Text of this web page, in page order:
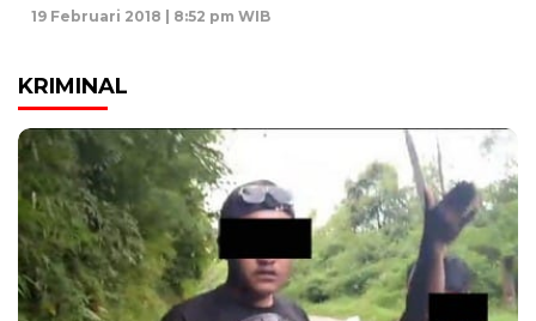
19 Februari 2018 | 8:52 pm WIB
KRIMINAL